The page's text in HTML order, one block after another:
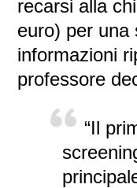
recarsi alla
euro) per una
informazioni
professore
“Il